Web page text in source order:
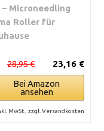
Microneedling
Roller für
23,16 €
28,95 €
Bei Amazon
ansehen
MwSt., zzgl. Versandkosten